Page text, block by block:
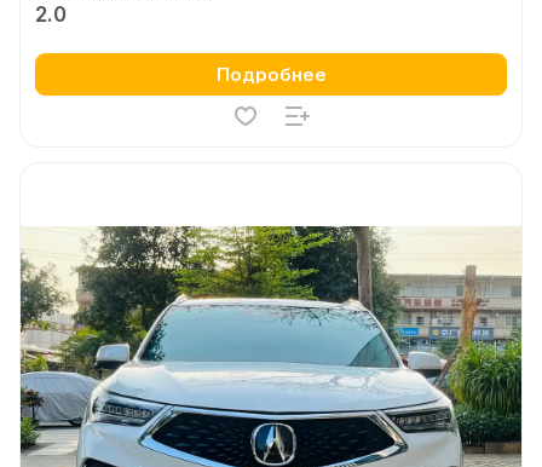
2.0
Подробнее